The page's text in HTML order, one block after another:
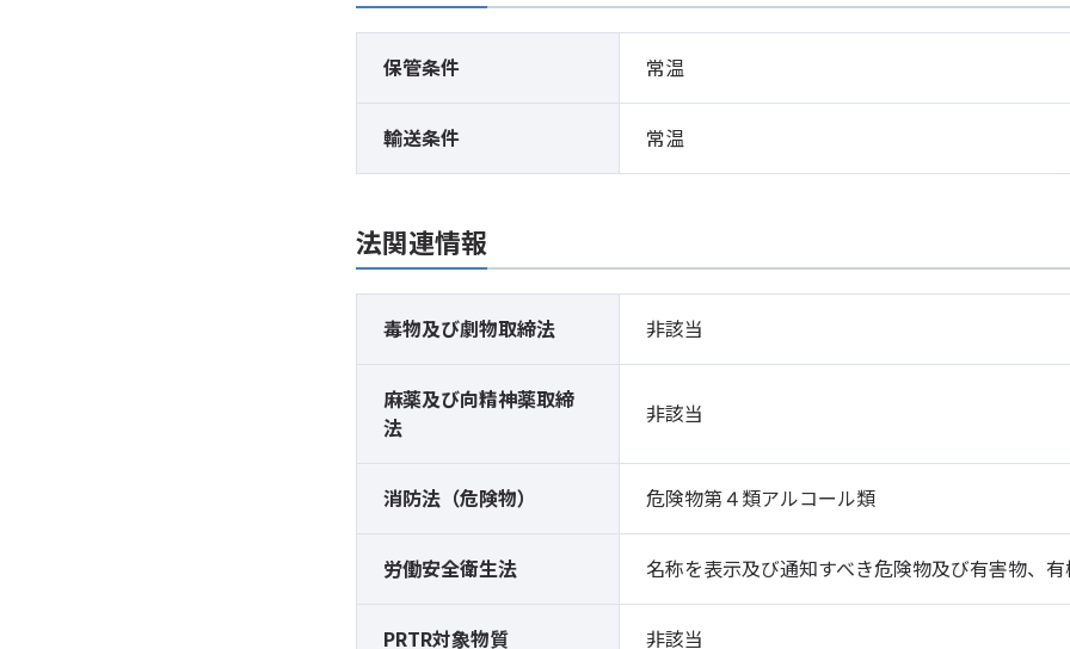
保管条件 常温
輸送条件 常温
法関連情報
毒物及び劇物取締法 非該当
麻薬及び向精神薬取締
法
非該当
消防法（危険物） 危険物第４類アルコール類
労働安全衛生法 名称を表示及び通知すべき危険物及び有害物、
PRTR対象物質 非該当